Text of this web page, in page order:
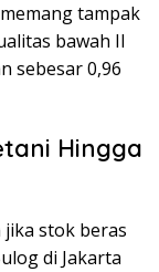
tampak
bawah II
sebesar 0,96
Hingga
stok beras
di Jakarta